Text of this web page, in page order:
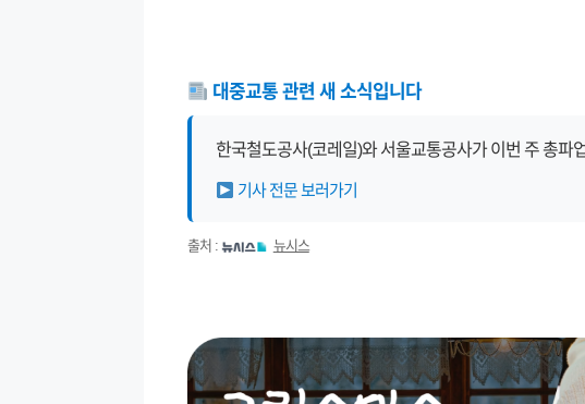
대중교통 관련 새 소식입니다
한국철도공사(코레일)와 서울교통공사가 이번 주 총파
기사 전문 보러가기
출처 : 뉴시스